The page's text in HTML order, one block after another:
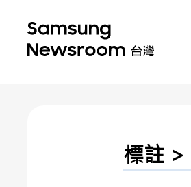
標註 >